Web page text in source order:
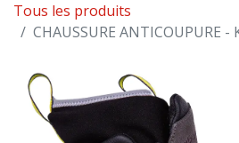
Tous les produits
CHAUSSURE ANTICOUPURE -